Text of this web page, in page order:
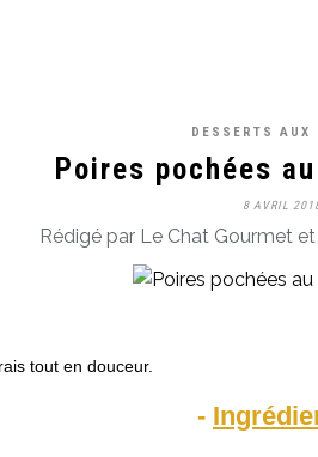
DESSERTS AUX
Poires pochées
8 AVRIL
Rédigé par Le Chat Gourmet
tout en douceur.
-